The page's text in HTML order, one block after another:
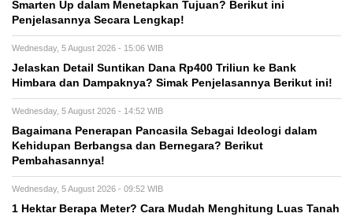
Smarten Up dalam Menetapkan Tujuan? Berikut ini
Penjelasannya Secara Lengkap!
Wednesday, 5 August 2026 - 15:06 WIB
Jelaskan Detail Suntikan Dana Rp400 Triliun ke Bank
Himbara dan Dampaknya? Simak Penjelasannya Berikut ini!
Wednesday, 5 August 2026 - 14:52 WIB
Bagaimana Penerapan Pancasila Sebagai Ideologi dalam
Kehidupan Berbangsa dan Bernegara? Berikut
Pembahasannya!
Wednesday, 5 August 2026 - 09:52 WIB
1 Hektar Berapa Meter? Cara Mudah Menghitung Luas Tanah